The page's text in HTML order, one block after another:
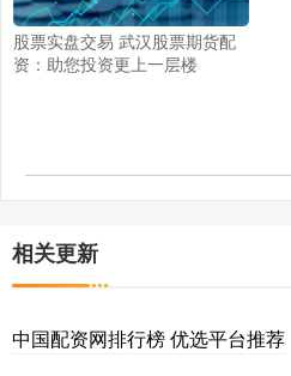
股票实盘交易 武汉股票期货配
资：助您投资更上一层楼
相关更新
中国配资网排行榜 优选平台推荐